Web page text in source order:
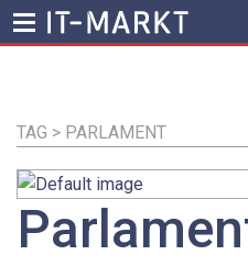
Inhalt
TAG > PARLAMENT